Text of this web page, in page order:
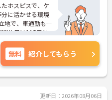
ホスピスで、ケ
に活かせる環境
地で、車通勤も可
間休日は115日と
立が可能です。
に興味のある方
のある方はぜひ
無料 紹介してもらう
更新日：2026年08月06日